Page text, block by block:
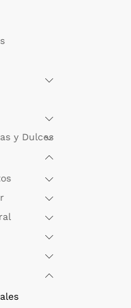
y Dulces